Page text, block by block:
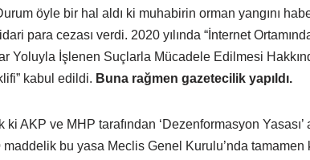
öyle bir hal aldı ki muhabirin orman yangını
para cezası verdi. 2020 yılında “İnternet
Yoluyla İşlenen Suçlarla Mücadele Edilmesi
kabul edildi. Buna rağmen gazetecilik yapıldı.
AKP ve MHP tarafından ‘Dezenformasyon Yasası’
maddelik bu yasa Meclis Genel Kurulu’nda